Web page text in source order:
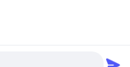
Technology Co., Ltd. .